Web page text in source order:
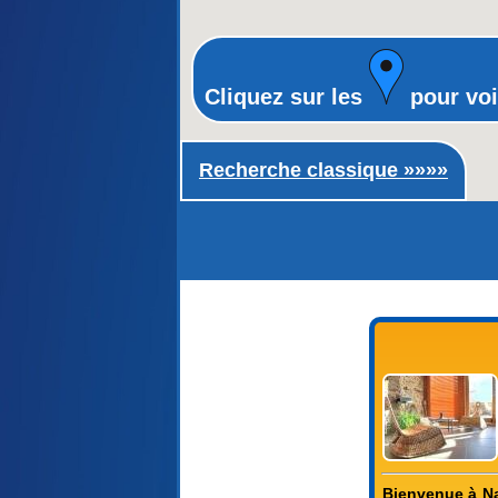
Recherche classique ►
Recherche classique »»»»
Cliquez sur les pour
Bienvenue à